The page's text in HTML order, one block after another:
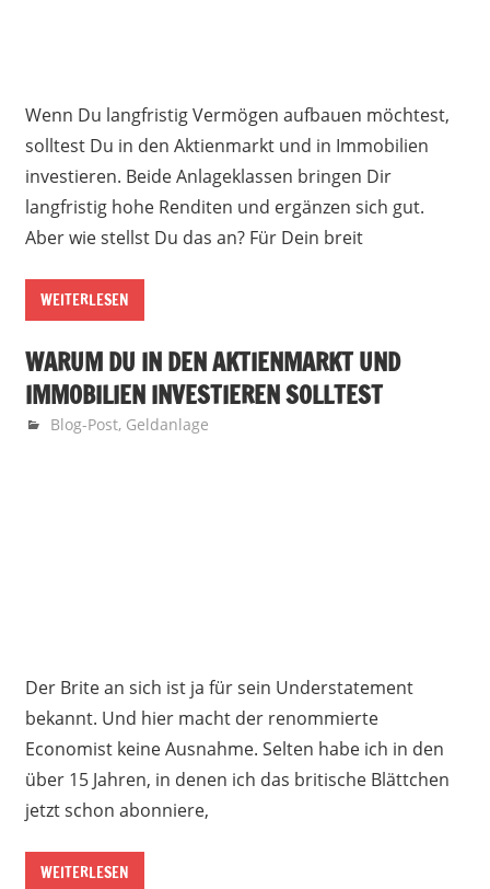
Wenn Du langfristig Vermögen aufbauen möchtest,
solltest Du in den Aktienmarkt und in Immobilien
investieren. Beide Anlageklassen bringen Dir
langfristig hohe Renditen und ergänzen sich gut.
Aber wie stellst Du das an? Für Dein breit
WEITERLESEN
WARUM DU IN DEN AKTIENMARKT UND
IMMOBILIEN INVESTIEREN SOLLTEST
17. Januar 2018
Finanzglück
Blog-Post, Geldanlage
Der Brite an sich ist ja für sein Understatement
bekannt. Und hier macht der renommierte
Economist keine Ausnahme. Selten habe ich in den
über 15 Jahren, in denen ich das britische Blättchen
jetzt schon abonniere,
WEITERLESEN